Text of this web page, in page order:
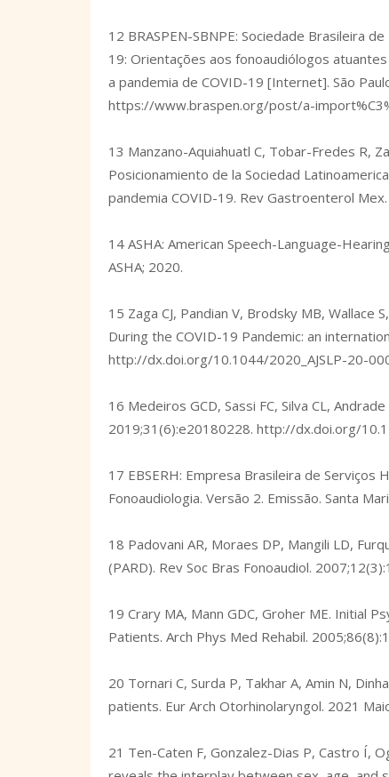
12 BRASPEN-SBNPE: Sociedade Brasileira
19: Orientações aos fonoaudiólogos
a pandemia de COVID-19 [Internet]. São
https://www.braspen.org/post/a-
13 Manzano-Aquiahuatl C, Tobar-Fredes R,
Posicionamiento de la Sociedad
pandemia COVID-19. Rev Gastroenterol
14 ASHA: American Speech-Language-
ASHA; 2020.
15 Zaga CJ, Pandian V, Brodsky MB,
During the COVID-19 Pandemic: an
http://dx.doi.org/10.1044/2020_AJSLP-20-
16 Medeiros GCD, Sassi FC, Silva CL,
2019;31(6):e20180228. http://dx.doi.org/
17 EBSERH: Empresa Brasileira de
Fonoaudiologia. Versão 2. Emissão. Santa
18 Padovani AR, Moraes DP, Mangili LD,
(PARD). Rev Soc Bras Fonoaudiol.
19 Crary MA, Mann GDC, Groher ME. Initial
Patients. Arch Phys Med Rehabil.
20 Tornari C, Surda P, Takhar A, Amin N,
patients. Eur Arch Otorhinolaryngol. 2021
21 Ten-Caten F, Gonzalez-Dias P, Castro Í,